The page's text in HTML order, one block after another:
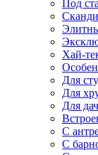
Под
Хай-
Для
Для
Для
С
С